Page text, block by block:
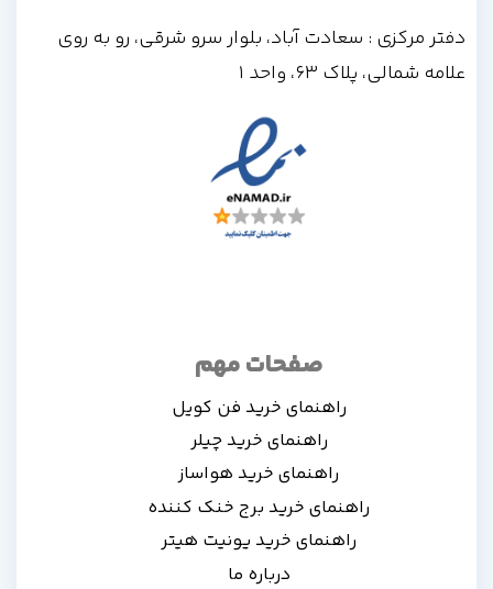
صفحات مهم
راهنمای خرید فن کویل
راهنمای خرید چیلر
راهنمای خرید هواساز
راهنمای خرید برج خنک کننده
راهنمای خرید یونیت هیتر
درباره ما
دفتر مرکزی : سعادت آباد، بلوار سرو شرقی، رو به روی
علامه شمالی، پلاک 63، واحد 1